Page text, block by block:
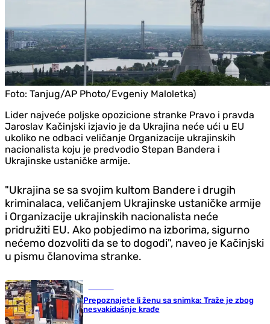
Foto: Tanjug/AP Photo/Evgeniy Maloletka)
Lider najveće poljske opozicione stranke Pravo i pravda
Jaroslav Kačinjski izjavio je da Ukrajina neće ući u EU
ukoliko ne odbaci veličanje Organizacije ukrajinskih
nacionalista koju je predvodio Stepan Bandera i
Ukrajinske ustaničke armije.
"Ukrajina se sa svojim kultom Bandere i drugih
kriminalaca, veličanjem Ukrajinske ustaničke armije
i Organizacije ukrajinskih nacionalista neće
pridružiti EU. Ako pobjedimo na izborima, sigurno
nećemo dozvoliti da se to dogodi", naveo je Kačinjski
u pismu članovima stranke.
Prepoznajete li ženu sa snimka: Traže je zbog
nesvakidašnje krađe